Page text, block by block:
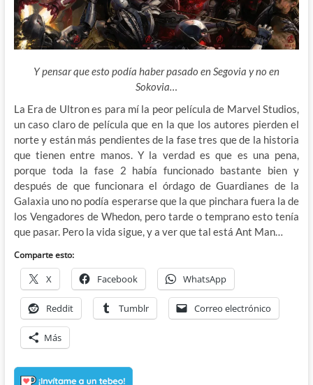
Y pensar que esto podía haber pasado en Segovia y no en
Sokovia…
La Era de Ultron es para mí la peor película de Marvel Studios,
un caso claro de película que en la que los autores pierden el
norte y están más pendientes de la fase tres que de la historia
que tienen entre manos. Y la verdad es que es una pena,
porque toda la fase 2 había funcionado bastante bien y
después de que funcionara el órdago de Guardianes de la
Galaxia uno no podía esperarse que la que pinchara fuera la de
los Vengadores de Whedon, pero tarde o temprano esto tenía
que pasar. Pero la vida sigue, y a ver que tal está Ant Man…
Comparte esto:
X Facebook WhatsApp
Reddit Tumblr Correo electrónico
Más